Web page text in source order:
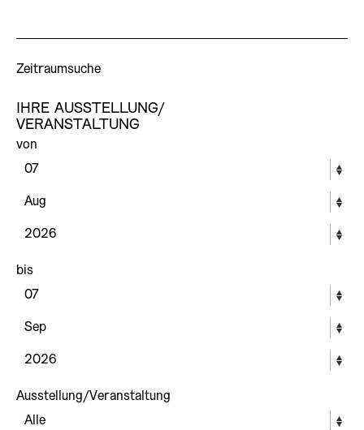
Zeitraumsuche
IHRE AUSSTELLUNG/
VERANSTALTUNG
von
bis
Ausstellung/Veranstaltung